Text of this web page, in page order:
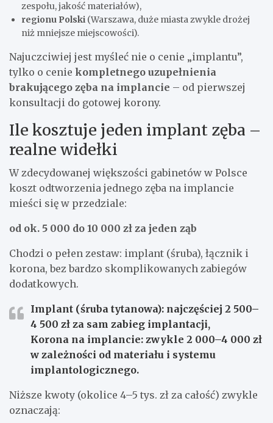
zespołu, jakość materiałów),
regionu Polski (Warszawa, duże miasta zwykle drożej
niż mniejsze miejscowości).
Najuczciwiej jest myśleć nie o cenie „implantu”,
tylko o cenie kompletnego uzupełnienia
brakującego zęba na implancie – od pierwszej
konsultacji do gotowej korony.
Ile kosztuje jeden implant zęba –
realne widełki
W zdecydowanej większości gabinetów w Polsce
koszt odtworzenia jednego zęba na implancie
mieści się w przedziale:
od ok. 5 000 do 10 000 zł za jeden ząb
Chodzi o pełen zestaw: implant (śruba), łącznik i
korona, bez bardzo skomplikowanych zabiegów
dodatkowych.
Implant (śruba tytanowa): najczęściej 2 500–
4 500 zł za sam zabieg implantacji,
Korona na implancie: zwykle 2 000–4 000 zł
w zależności od materiału i systemu
implantologicznego.
Niższe kwoty (okolice 4–5 tys. zł za całość) zwykle
oznaczają: